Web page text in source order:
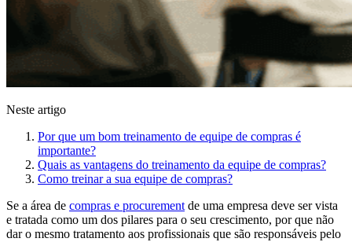
Neste artigo
Por que um bom treinamento de equipe de compras é
importante?
Quais as vantagens do treinamento da equipe de compras?
Como treinar a sua equipe de compras?
Se a área de compras e procurementde uma empresa deve ser vista
e tratada como um dos pilares para o seu crescimento, por que não
dar o mesmo tratamento aos profissionais que são responsáveis pelo